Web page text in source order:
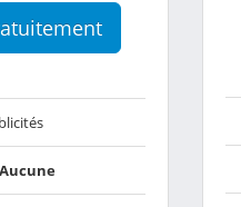
Aucune